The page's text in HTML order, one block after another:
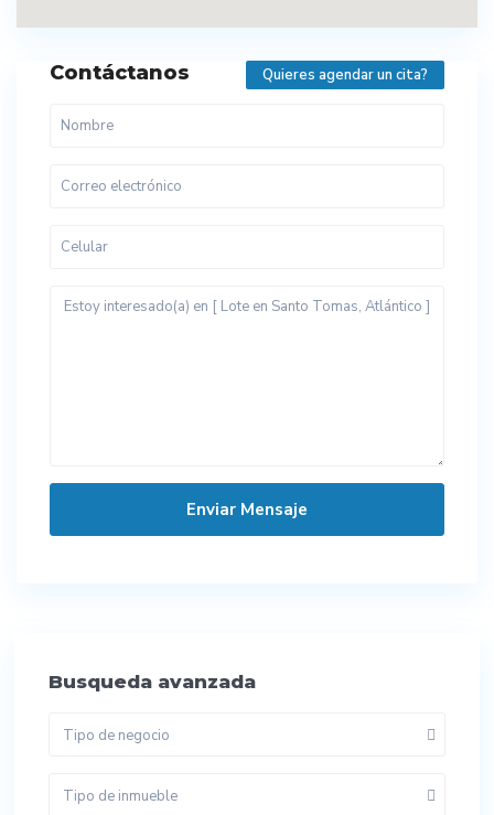
Contáctanos Quieres agendar un cita?
Busqueda avanzada
Tipo de negocio
Tipo de inmueble